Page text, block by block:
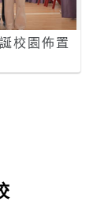
校園佈置